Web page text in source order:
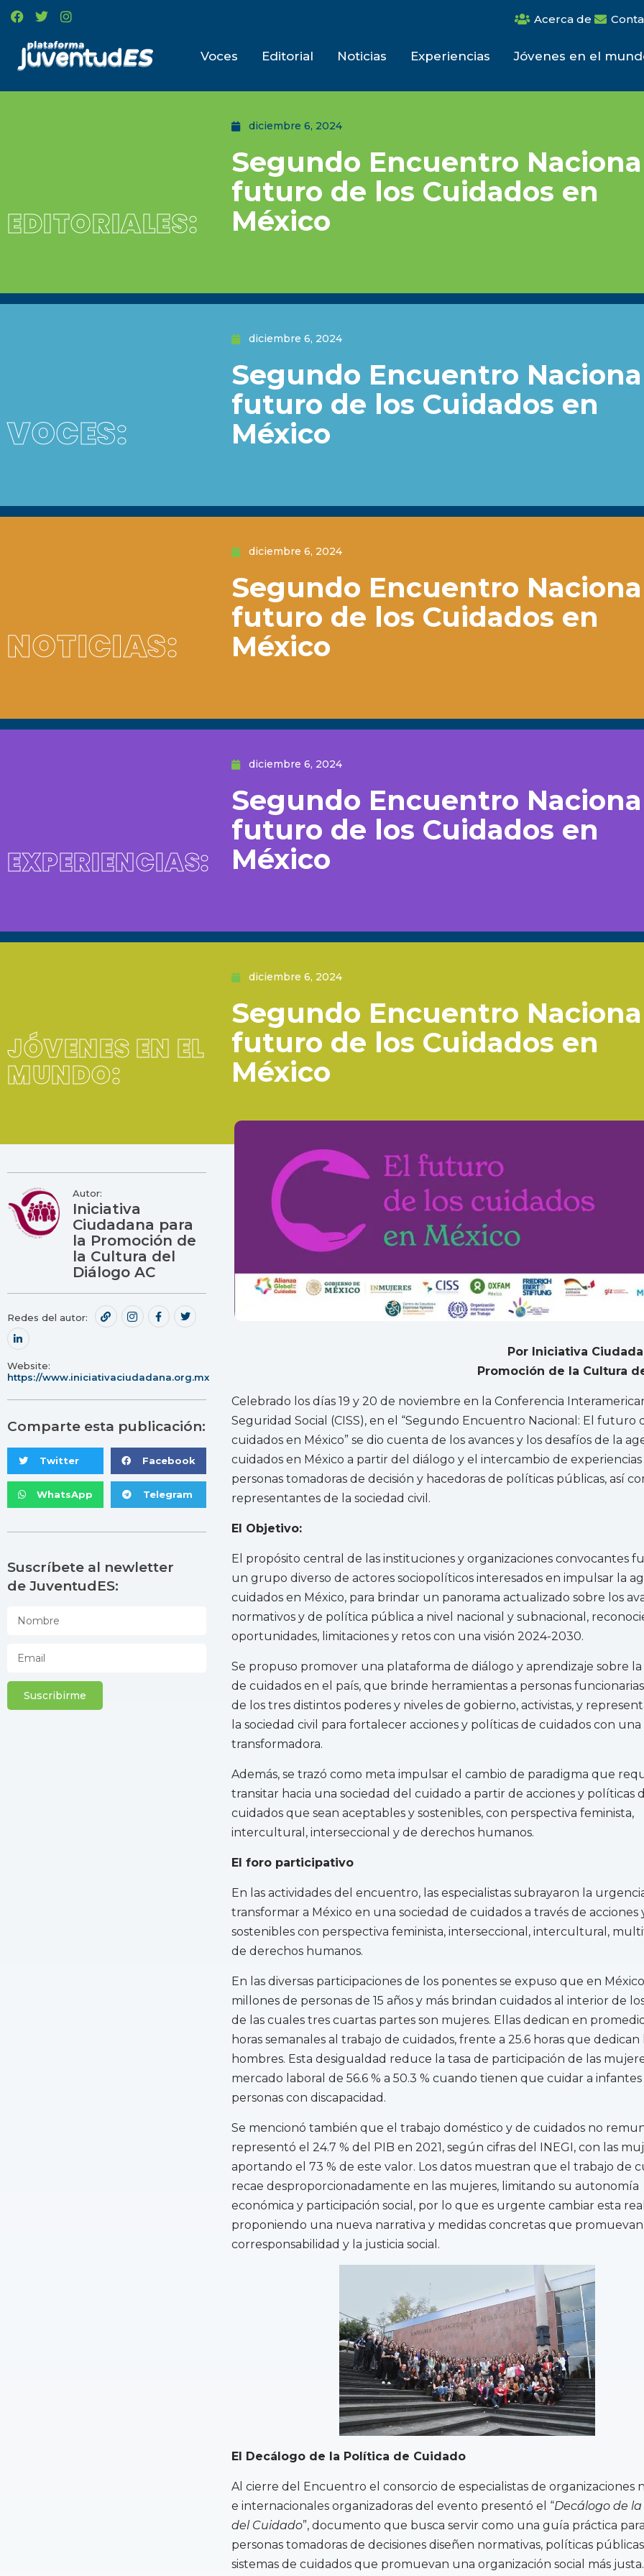
Acerca de
Voces Editorial Noticias Experiencias Jóvenes en el
EDITORIALES:
diciembre 6, 2024
Segundo Encuentro
futuro de los Cuidados en
México
VOCES:
diciembre 6, 2024
Segundo Encuentro
futuro de los Cuidados en
México
NOTICIAS:
diciembre 6, 2024
Segundo Encuentro
futuro de los Cuidados en
México
EXPERIENCIAS:
diciembre 6, 2024
Segundo Encuentro
futuro de los Cuidados en
México
JÓVENES EN EL
MUNDO:
diciembre 6, 2024
Segundo Encuentro
futuro de los Cuidados en
México
Autor:
Iniciativa
Ciudadana para
la Promoción de
la Cultura del
Diálogo AC
Redes del autor:
Website:
https://www.iniciativaciudadana.org.mx
Comparte esta publicación:
Twitter Facebook
WhatsApp Telegram
Suscríbete al newletter
de JuventudES:
Suscribirme
Por Iniciativa
Promoción de la Cultura
Celebrado los días 19 y 20 de noviembre en la Conferencia
Seguridad Social (CISS), en el “Segundo Encuentro Nacional: El futuro
cuidados en México” se dio cuenta de los avances y los desafíos de la
cuidados en México a partir del diálogo y el intercambio de
personas tomadoras de decisión y hacedoras de políticas públicas, así
representantes de la sociedad civil.
El Objetivo:
El propósito central de las instituciones y organizaciones convocantes
un grupo diverso de actores sociopolíticos interesados en impulsar la
cuidados en México, para brindar un panorama actualizado sobre los
normativos y de política pública a nivel nacional y subnacional,
oportunidades, limitaciones y retos con una visión 2024-2030.
Se propuso promover una plataforma de diálogo y aprendizaje sobre
de cuidados en el país, que brinde herramientas a personas
de los tres distintos poderes y niveles de gobierno, activistas, y
la sociedad civil para fortalecer acciones y políticas de cuidados con una
transformadora.
Además, se trazó como meta impulsar el cambio de paradigma que
transitar hacia una sociedad del cuidado a partir de acciones y políticas
cuidados que sean aceptables y sostenibles, con perspectiva feminista,
intercultural, interseccional y de derechos humanos.
El foro participativo
En las actividades del encuentro, las especialistas subrayaron la
transformar a México en una sociedad de cuidados a través de acciones
sostenibles con perspectiva feminista, interseccional, intercultural,
de derechos humanos.
En las diversas participaciones de los ponentes se expuso que en México
millones de personas de 15 años y más brindan cuidados al interior de
de las cuales tres cuartas partes son mujeres. Ellas dedican en
horas semanales al trabajo de cuidados, frente a 25.6 horas que dedican
hombres. Esta desigualdad reduce la tasa de participación de las
mercado laboral de 56.6 % a 50.3 % cuando tienen que cuidar a infantes
personas con discapacidad.
Se mencionó también que el trabajo doméstico y de cuidados no
representó el 24.7 % del PIB en 2021, según cifras del INEGI, con las
aportando el 73 % de este valor. Los datos muestran que el trabajo de
recae desproporcionadamente en las mujeres, limitando su autonomía
económica y participación social, por lo que es urgente cambiar esta
proponiendo una nueva narrativa y medidas concretas que
corresponsabilidad y la justicia social.
El Decálogo de la Política de Cuidado
Al cierre del Encuentro el consorcio de especialistas de organizaciones
e internacionales organizadoras del evento presentó el “Decálogo de
del Cuidado”, documento que busca servir como una guía práctica
personas tomadoras de decisiones diseñen normativas, políticas
sistemas de cuidados que promuevan una organización social más justa.